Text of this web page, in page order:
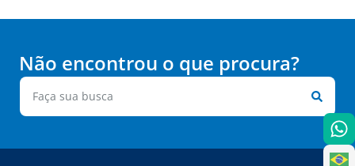
Não encontrou o que procura?